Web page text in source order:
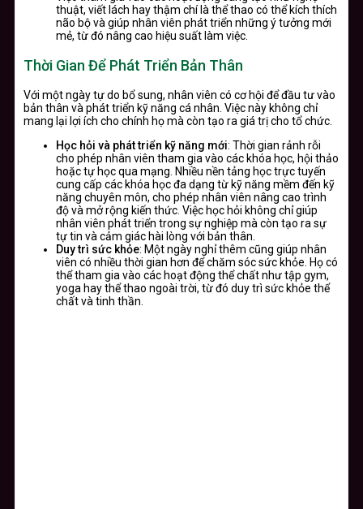
thuật, viết lách hay thậm chí là thể thao có thể kích thích
não bộ và giúp nhân viên phát triển những ý tưởng mới
mẻ, từ đó nâng cao hiệu suất làm việc.
Thời Gian Để Phát Triển Bản Thân
Với một ngày tự do bổ sung, nhân viên có cơ hội để đầu tư vào
bản thân và phát triển kỹ năng cá nhân. Việc này không chỉ
mang lại lợi ích cho chính họ mà còn tạo ra giá trị cho tổ chức.
Học hỏi và phát triển kỹ năng mới: Thời gian rảnh rỗi
cho phép nhân viên tham gia vào các khóa học, hội thảo
hoặc tự học qua mạng. Nhiều nền tảng học trực tuyến
cung cấp các khóa học đa dạng từ kỹ năng mềm đến kỹ
năng chuyên môn, cho phép nhân viên nâng cao trình
độ và mở rộng kiến thức. Việc học hỏi không chỉ giúp
nhân viên phát triển trong sự nghiệp mà còn tạo ra sự
tự tin và cảm giác hài lòng với bản thân.
Duy trì sức khỏe: Một ngày nghỉ thêm cũng giúp nhân
viên có nhiều thời gian hơn để chăm sóc sức khỏe. Họ có
thể tham gia vào các hoạt động thể chất như tập gym,
yoga hay thể thao ngoài trời, từ đó duy trì sức khỏe thể
chất và tinh thần.